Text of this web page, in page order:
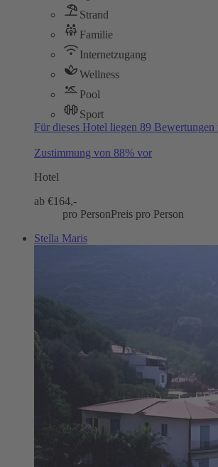
Strand
Familie
Internetzugang
Wellness
Pool
Sport
Für dieses Hotel liegen 89 Bewertungen
Zustimmung von 88% vor
Hotel
ab €164,-
pro PersonPreis pro Person
Stella Maris